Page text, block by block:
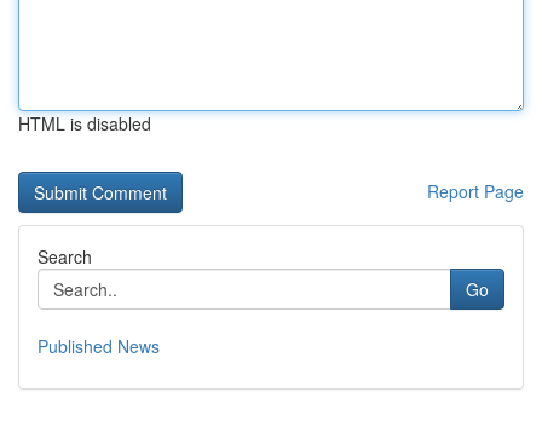
HTML is disabled
Report Page
Search
Go
Published News